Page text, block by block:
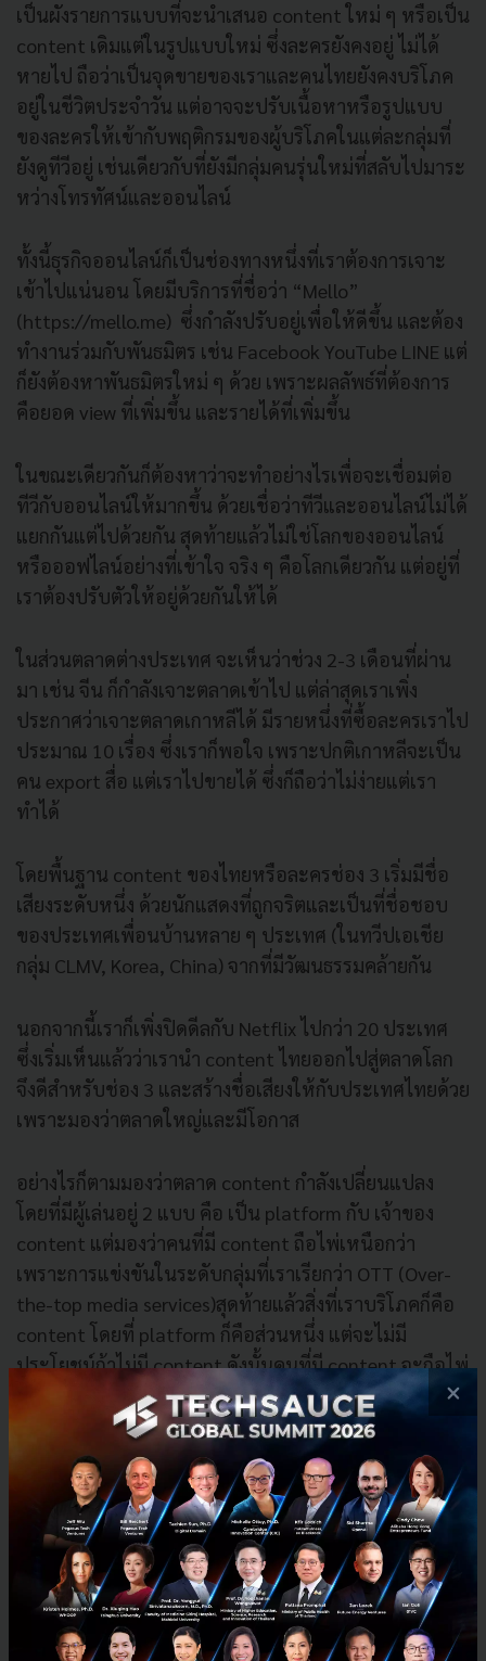
เป็นผังรายการแบบที่จะนำเสนอ content ใหม่ ๆ หรือเป็น
content เดิมแต่ในรูปแบบใหม่ ซึ่งละครยังคงอยู่ ไม่ได้
หายไป ถือว่าเป็นจุดขายของเราและคนไทยยังคงบริโภค
อยู่ในชีวิตประจำวัน แต่อาจจะปรับเนื้อหาหรือรูปแบบ
ของละครให้เข้ากับพฤติกรมของผู้บริโภคในแต่ละกลุ่มที่
ยังดูทีวีอยู่ เช่นเดียวกับที่ยังมีกลุ่มคนรุ่นใหม่ที่สลับไปมาระ
หว่างโทรทัศน์และออนไลน์
ทั้งนี้ธุรกิจออนไลน์ก็เป็นช่องทางหนึ่งที่เราต้องการเจาะ
เข้าไปแน่นอน โดยมีบริการที่ชื่อว่า “Mello”
(https://mello.me) ซึ่งกำลังปรับอยู่เพื่อให้ดีขึ้น และต้อง
ทำงานร่วมกับพันธมิตร เช่น Facebook YouTube LINE แต่
ก็ยังต้องหาพันธมิตรใหม่ ๆ ด้วย เพราะผลลัพธ์ที่ต้องการ
คือยอด view ที่เพิ่มขึ้น และรายได้ที่เพิ่มขึ้น
ในขณะเดียวกันก็ต้องหาว่าจะทำอย่างไรเพื่อจะเชื่อมต่อ
ทีวีกับออนไลน์ให้มากขึ้น ด้วยเชื่อว่าทีวีและออนไลน์ไม่ได้
แยกกันแต่ไปด้วยกัน สุดท้ายแล้วไม่ใช่โลกของออนไลน์
หรือออฟไลน์อย่างที่เข้าใจ จริง ๆ คือโลกเดียวกัน แต่อยู่ที่
เราต้องปรับตัวให้อยู่ด้วยกันให้ได้
ในส่วนตลาดต่างประเทศ จะเห็นว่าช่วง 2-3 เดือนที่ผ่าน
มา เช่น จีน ก็กำลังเจาะตลาดเข้าไป แต่ล่าสุดเราเพิ่ง
ประกาศว่าเจาะตลาดเกาหลีได้ มีรายหนึ่งที่ซื้อละครเราไป
ประมาณ 10 เรื่อง ซึ่งเราก็พอใจ เพราะปกติเกาหลีจะเป็น
คน export สื่อ แต่เราไปขายได้ ซึ่งก็ถือว่าไม่ง่ายแต่เรา
ทำได้
โดยพื้นฐาน content ของไทยหรือละครช่อง 3 เริ่มมีชื่อ
เสียงระดับหนึ่ง ด้วยนักแสดงที่ถูกจริตและเป็นที่ชื่อชอบ
ของประเทศเพื่อนบ้านหลาย ๆ ประเทศ (ในทวีปเอเชีย
กลุ่ม CLMV, Korea, China) จากที่มีวัฒนธรรมคล้ายกัน
นอกจากนี้เราก็เพิ่งปิดดีลกับ Netflix ไปกว่า 20 ประเทศ
ซึ่งเริ่มเห็นแล้วว่าเรานำ content ไทยออกไปสู่ตลาดโลก
จึงดีสำหรับช่อง 3 และสร้างชื่อเสียงให้กับประเทศไทยด้วย
เพราะมองว่าตลาดใหญ่และมีโอกาส
อย่างไรก็ตามมองว่าตลาด content กำลังเปลี่ยนแปลง
โดยที่มีผู้เล่นอยู่ 2 แบบ คือ เป็น platform กับ เจ้าของ
content แต่มองว่าคนที่มี content ถือไพ่เหนือกว่า
เพราะการแข่งขันในระดับกลุ่มที่เราเรียกว่า OTT (Over-
the-top media services)สุดท้ายแล้วสิ่งที่เราบริโภคก็คือ
content โดยที่ platform ก็คือส่วนหนึ่ง แต่จะไม่มี
ประโยชน์ถ้าไม่มี content ดังนั้นคนที่มี content จะถือไพ่
ที่เหนือกว่าในบางสถานการณ์
“ตัวอย่างที่ดีคือสิ่งที่ Disney กำลังทำอยู่ อยู่ในจุดเริ่มต้น
และน่าจับตามอง เพราะเขาคือยักษ์ใหญ่ที่มาจาก
traditional media แต่เขาจะสู้กลับ ส่งผลกับ platform ที่
เป็น OTT ผมกล้าบอกได้เลยว่าในอีก 2-3 ปี จะมี OTT บาง
รายที่ไปไม่รอด”
×